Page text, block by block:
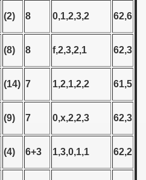
(2) 8 0,1,2,3,2 62,6
(8) 8 f,2,3,2,1 62,3
(14) 7 1,2,1,2,2 61,5
(9) 7 0,x,2,2,3 62,3
(4) 6+3 1,3,0,1,1 62,2